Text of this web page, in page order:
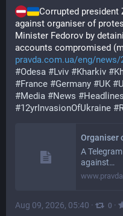
Corrupted
against organiser of
Minister Fedorov by
accounts compromised
pravda.com.ua/eng/news/
#Odesa #Lviv #Kharkiv #
#France #Germany #UK #
#Media #News #Headlines
#12yrInvasionOfUkraine #
A
against…
Aug 09, 2026, 05:40 · 0 ·